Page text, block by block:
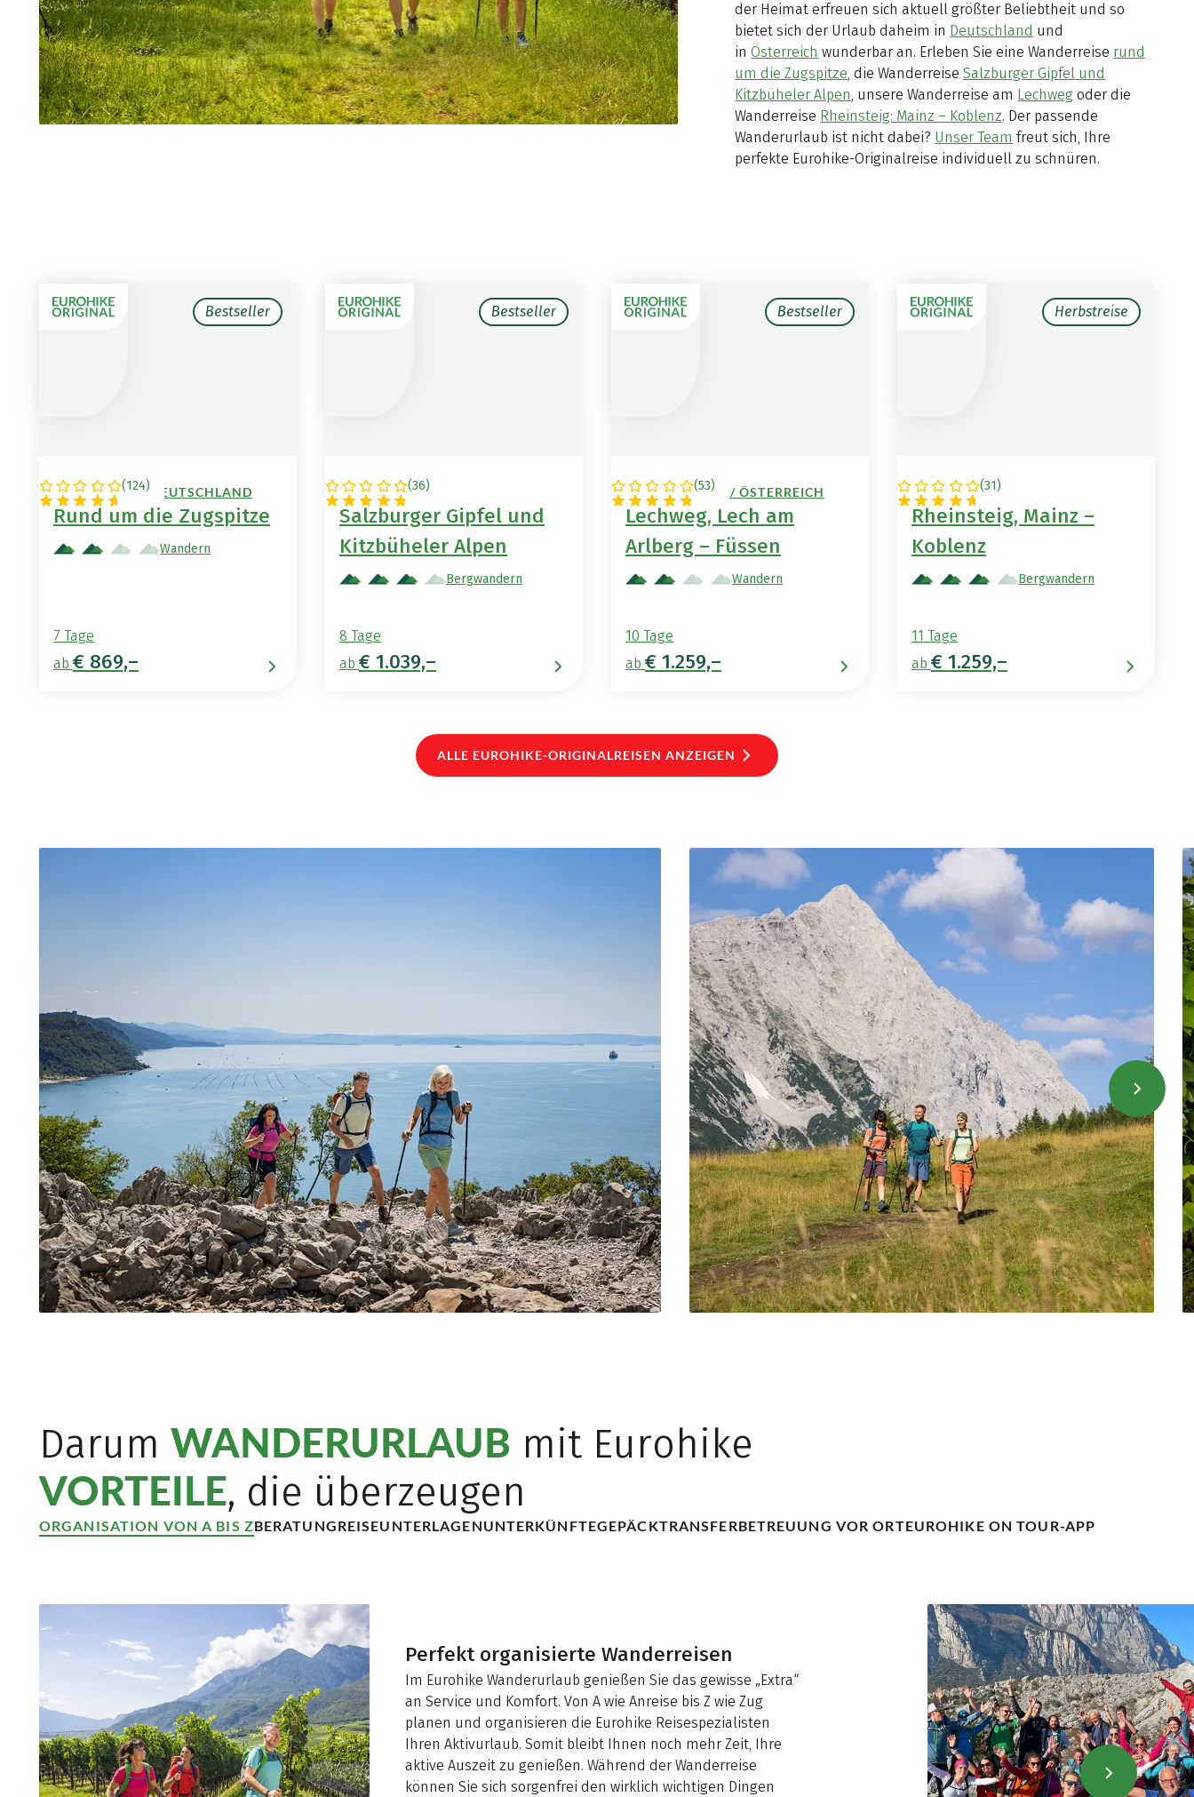
der Heimat erfreuen sich aktuell größter Beliebtheit und so
bietet sich der Urlaub daheim in Deutschland und
inÖsterreich wunderbar an. Erleben Sie eine Wanderreise rund
um die Zugspitze, die WanderreiseSalzburger Gipfel und
Kitzbüheler Alpen, unsere Wanderreise am Lechweg oder die
Wanderreise Rheinsteig: Mainz – Koblenz. Der passende
Wanderurlaub ist nicht dabei? Unser Team freut sich, Ihre
perfekte Eurohike-Originalreise individuell zu schnüren.
Bestseller
(124)
ÖSTERREICH / DEUTSCHLAND
Rund um die Zugspitze
Wandern
7 Tage
ab € 869,–
Bestseller
(36)
ÖSTERREICH
Salzburger Gipfel und
Kitzbüheler Alpen
Bergwandern
8 Tage
ab € 1.039,–
Bestseller
(53)
DEUTSCHLAND / ÖSTERREICH
Lechweg, Lech am
Arlberg – Füssen
Wandern
10 Tage
ab € 1.259,–
Herbstreise
(31)
DEUTSCHLAND
Rheinsteig, Mainz –
Koblenz
Bergwandern
11 Tage
ab € 1.259,–
ALLE EUROHIKE-ORIGINALREISEN ANZEIGEN
Darum WANDERURLAUB mit Eurohike
VORTEILE, die überzeugen
ORGANISATION VON A BIS ZBERATUNGREISEUNTERLAGENUNTERKÜNFTEGEPÄCKTRANSFERBETREUUNG VOR ORTEUROHIKE ON TOUR-APP
Perfekt organisierte Wanderreisen
Im Eurohike Wanderurlaub genießen Sie das gewisse „Extra“
an Service und Komfort. Von A wie Anreise bis Z wie Zug
planen und organisieren die Eurohike Reisespezialisten
Ihren Aktivurlaub. Somit bleibt Ihnen noch mehr Zeit, Ihre
aktive Auszeit zu genießen. Während der Wanderreise
können Sie sich sorgenfrei den wirklich wichtigen Dingen